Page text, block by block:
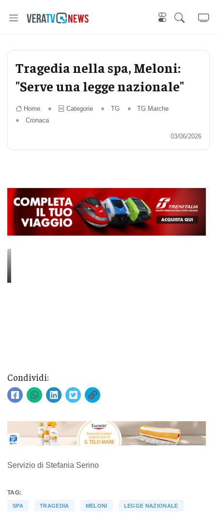
Tragedia nella spa, Meloni:
"Serve una legge nazionale"
Home Categorie TG
TG Marche
Cronaca
03/06/2026
Condividi:
Servizio di Stefania Serino
TAG:
SPA TRAGEDIA MELONI LEGGE NAZIONALE